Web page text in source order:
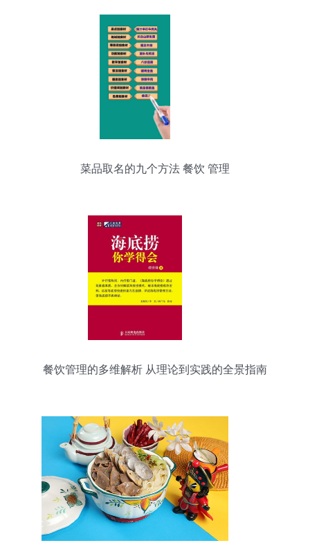
菜品取名的九个方法 餐饮 管理
餐饮管理的多维解析 从理论到实践的全景指南